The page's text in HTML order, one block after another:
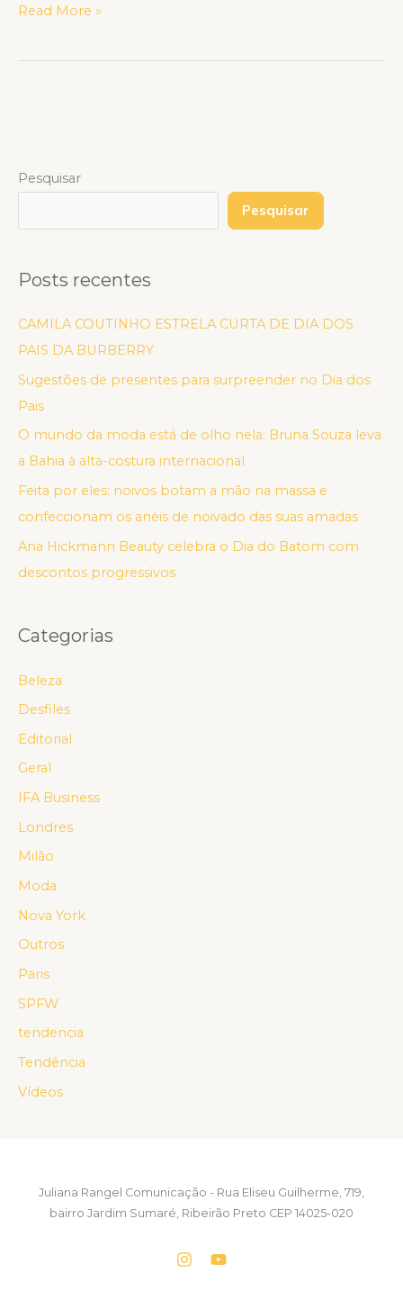
Read More »
Pesquisar
Pesquisar
Posts recentes
CAMILA COUTINHO ESTRELA CURTA DE DIA DOS
PAIS DA BURBERRY
Sugestões de presentes para surpreender no Dia dos
Pais
O mundo da moda está de olho nela: Bruna Souza leva
a Bahia à alta-costura internacional
Feita por eles: noivos botam a mão na massa e
confeccionam os anéis de noivado das suas amadas
Ana Hickmann Beauty celebra o Dia do Batom com
descontos progressivos
Categorias
Beleza
Desfiles
Editorial
Geral
IFA Business
Londres
Milão
Moda
Nova York
Outros
Paris
SPFW
tendencia
Tendência
Vídeos
Juliana Rangel Comunicação - Rua Eliseu Guilherme, 719,
bairro Jardim Sumaré, Ribeirão Preto CEP 14025-020